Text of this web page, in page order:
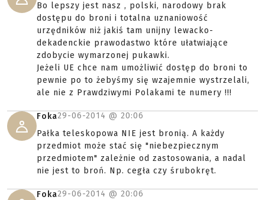
Bo lepszy jest nasz , polski, narodowy brak
dostępu do broni i totalna uznaniowość
urzędników niż jakiś tam unijny lewacko-
dekadenckie prawodastwo które ułatwiające
zdobycie wymarzonej pukawki.
Jeżeli UE chce nam umożliwić dostęp do broni to
pewnie po to żebyśmy się wzajemnie wystrzelali,
ale nie z Prawdziwymi Polakami te numery !!!
Foka29-06-2014 @ 20:06
Pałka teleskopowa NIE jest bronią. A każdy
przedmiot może stać się "niebezpiecznym
przedmiotem" zależnie od zastosowania, a nadal
nie jest to broń. Np. cegła czy śrubokręt.
Foka29-06-2014 @ 20:06